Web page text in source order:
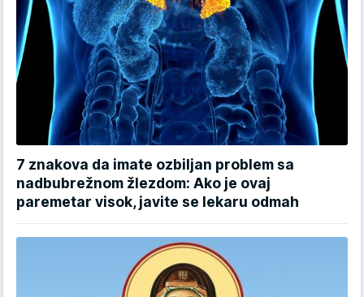
7 znakova da imate ozbiljan problem sa
nadbubrežnom žlezdom: Ako je ovaj
paremetar visok, javite se lekaru odmah